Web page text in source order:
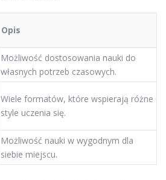
Opis
Możliwość dostosowania nauki do
własnych potrzeb czasowych.
Wiele formatów, które wspierają różne
style uczenia się.
Możliwość nauki w wygodnym dla
siebie miejscu.